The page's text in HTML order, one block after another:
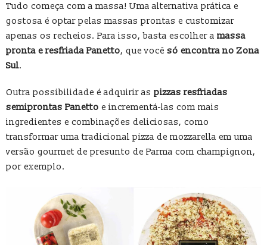
Tudo começa com a massa! Uma alternativa prática e
gostosa é optar pelas massas prontas e customizar
apenas os recheios. Para isso, basta escolher a massa
pronta e resfriada Panetto, que você só encontra no Zona
Sul.
Outra possibilidade é adquirir as pizzas resfriadas
semiprontas Panetto e incrementá-las com mais
ingredientes e combinações deliciosas, como
transformar uma tradicional pizza de mozzarella em uma
versão gourmet de presunto de Parma com champignon,
por exemplo.